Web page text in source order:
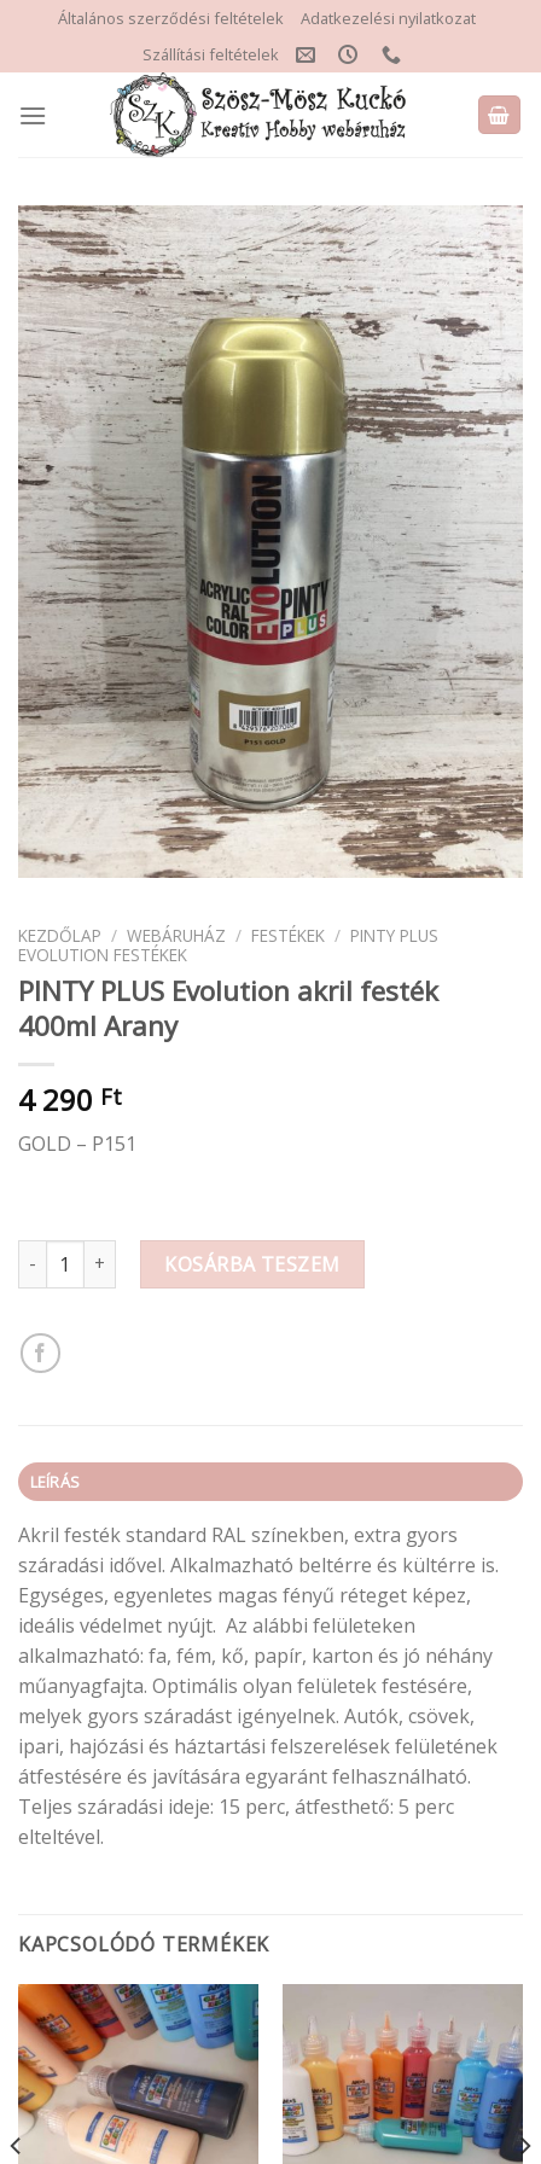
content
Általános szerződési feltételek
Adatkezelési nyilatkozat
Szállítási feltételek
KEZDŐLAP / WEBÁRUHÁZ / FESTÉKEK / PINTY PLUS
EVOLUTION FESTÉKEK
PINTY PLUS Evolution akril festék
400ml Arany
4 290 Ft
GOLD – P151
PINTY PLUS Evolution akril festék 400ml Arany mennyiség
KOSÁRBA TESZEM
LEÍRÁS
Akril festék standard RAL színekben, extra gyors
száradási idővel. Alkalmazható beltérre és kültérre is.
Egységes, egyenletes magas fényű réteget képez,
ideális védelmet nyújt. Az alábbi felületeken
alkalmazható: fa, fém, kő, papír, karton és jó néhány
műanyagfajta. Optimális olyan felületek festésére,
melyek gyors száradást igényelnek. Autók, csövek,
ipari, hajózási és háztartási felszerelések felületének
átfestésére és javítására egyaránt felhasználható.
Teljes száradási ideje: 15 perc, átfesthető: 5 perc
elteltével.
KAPCSOLÓDÓ TERMÉKEK